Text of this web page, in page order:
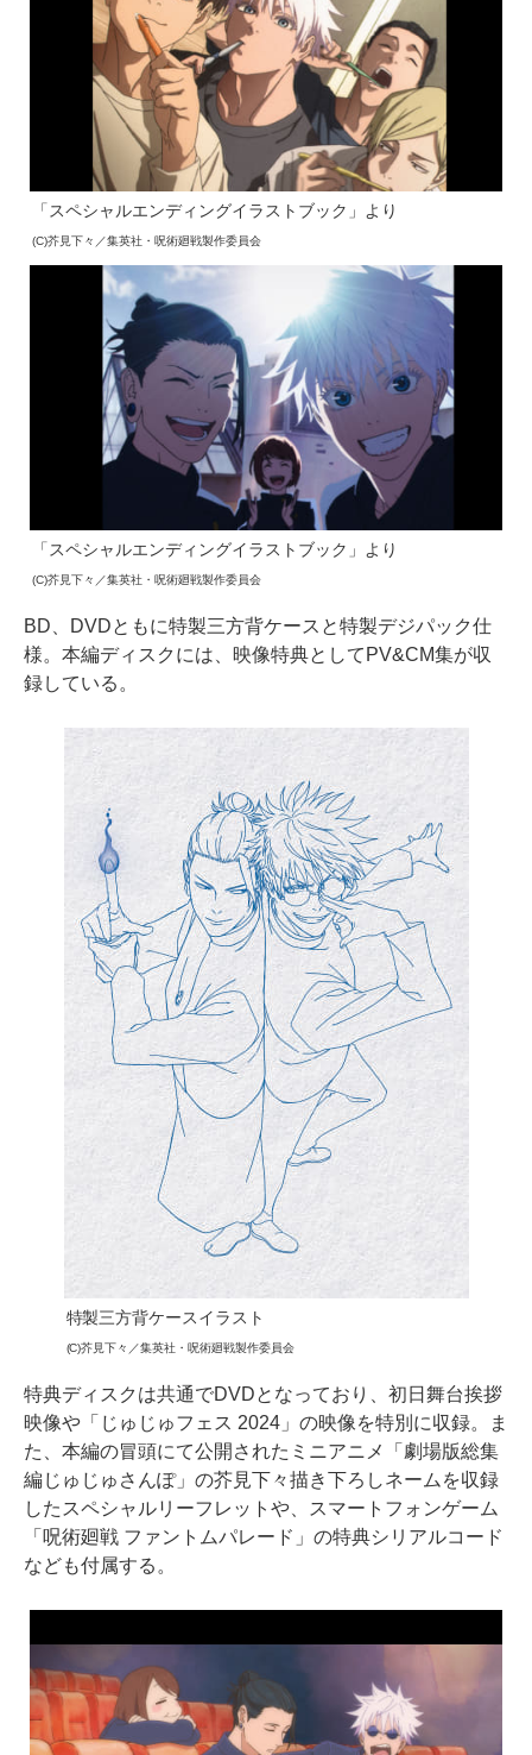
「スペシャルエンディングイラストブック」より
(C)芥見下々／集英社・呪術廻戦製作委員会
「スペシャルエンディングイラストブック」より
(C)芥見下々／集英社・呪術廻戦製作委員会
BD、DVDともに特製三方背ケースと特製デジパック仕
様。本編ディスクには、映像特典としてPV&CM集が収
録している。
特製三方背ケースイラスト
(C)芥見下々／集英社・呪術廻戦製作委員会
特典ディスクは共通でDVDとなっており、初日舞台挨拶
映像や「じゅじゅフェス 2024」の映像を特別に収録。ま
た、本編の冒頭にて公開されたミニアニメ「劇場版総集
編じゅじゅさんぽ」の芥見下々描き下ろしネームを収録
したスペシャルリーフレットや、スマートフォンゲーム
「呪術廻戦 ファントムパレード」の特典シリアルコード
なども付属する。